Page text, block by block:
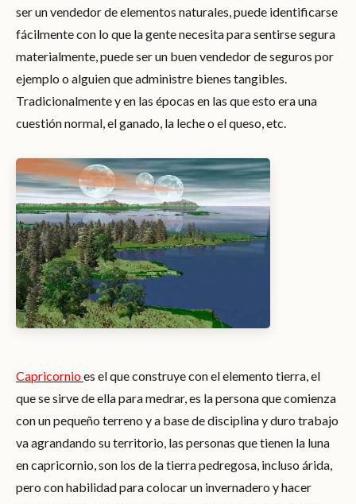
ser un vendedor de elementos naturales, puede identificarse
fácilmente con lo que la gente necesita para sentirse segura
materialmente, puede ser un buen vendedor de seguros por
ejemplo o alguien que administre bienes tangibles.
Tradicionalmente y en las épocas en las que esto era una
cuestión normal, el ganado, la leche o el queso, etc.
Capricornioes el que construye con el elemento tierra, el
que se sirve de ella para medrar, es la persona que comienza
con un pequeño terreno y a base de disciplina y duro trabajo
va agrandando su territorio, las personas que tienen la luna
en capricornio, son los de la tierra pedregosa, incluso árida,
pero con habilidad para colocar un invernadero y hacer